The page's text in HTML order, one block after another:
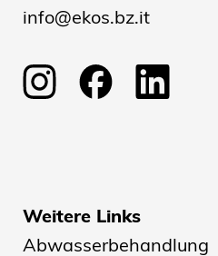
info@ekos.bz.it
Weitere Links
Abwasserbehandlung